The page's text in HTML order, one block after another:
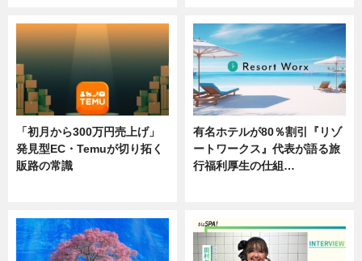
「初月から300万円売上げ」
発見型EC・Temuが切り拓く
販路の常識
有名ホテルが80％割引『リゾ
ートワークス』代表が語る旅
行福利厚生の仕組…